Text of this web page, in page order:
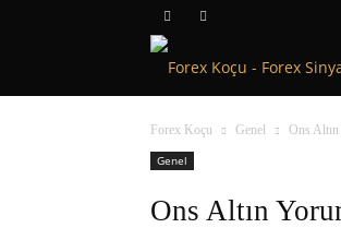
Forex Koçu Genel
Ons
Genel
Ons Altın